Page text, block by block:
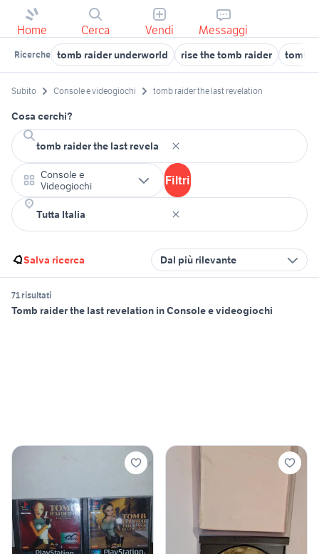
Home Cerca Vendi Messaggi
Ricerche tomb raider underworld rise the tomb raider tomb
Subito Console e videogiochi tomb raider the last revelation
Cosa cerchi?
Console e
Videogiochi
Filtri
Salva ricerca Dal più rilevante
71 risultati
Tomb raider the last revelation in Console e videogiochi